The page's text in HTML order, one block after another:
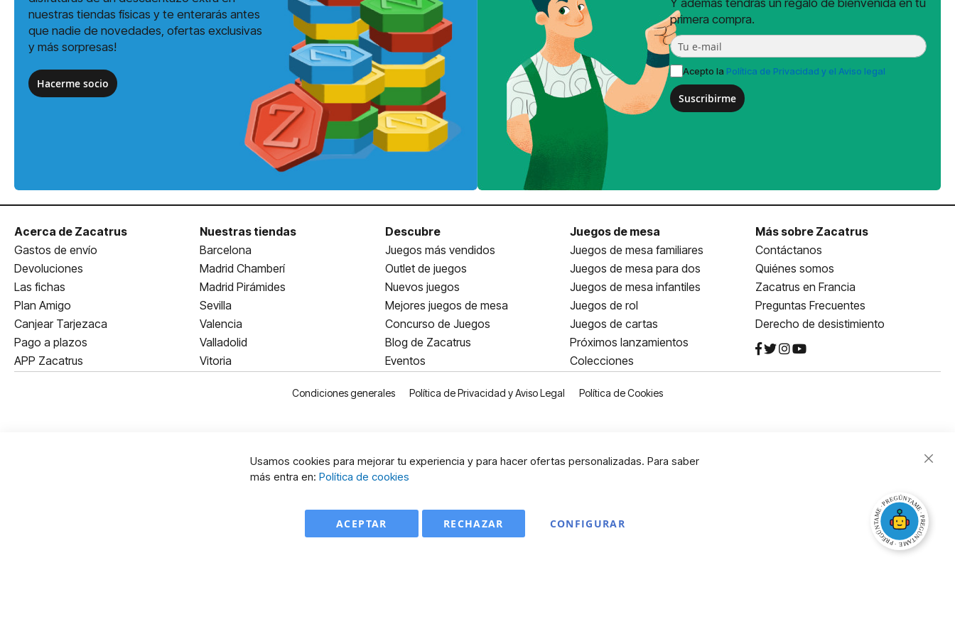
nuestras tiendas físicas y te enterarás antes
que nadie de novedades, ofertas exclusivas
y más sorpresas!
Hacerme socio
Y además tendrás un regalo de bienvenida en tu
primera compra.
Acepto la Política de Privacidad y el Aviso legal
Suscribirme
Acerca de Zacatrus
Gastos de envío
Devoluciones
Las fichas
Plan Amigo
Canjear Tarjezaca
Pago a plazos
APP Zacatrus
Nuestras tiendas
Barcelona
Madrid Chamberí
Madrid Pirámides
Sevilla
Valencia
Valladolid
Vitoria
Descubre
Juegos más vendidos
Outlet de juegos
Nuevos juegos
Mejores juegos de mesa
Concurso de Juegos
Blog de Zacatrus
Eventos
Juegos de mesa
Juegos de mesa familiares
Juegos de mesa para dos
Juegos de mesa infantiles
Juegos de rol
Juegos de cartas
Próximos lanzamientos
Colecciones
Más sobre Zacatrus
Contáctanos
Quiénes somos
Zacatrus en Francia
Preguntas Frecuentes
Derecho de desistimiento
Condiciones generales Política de Privacidad y Aviso Legal Política de Cookies
Usamos cookies para mejorar tu experiencia y para hacer ofertas personalizadas. Para saber
más entra en: Política de cookies
ACEPTAR CONFIGURAR
RECHAZAR